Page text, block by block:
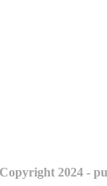
Copyright 2024 -